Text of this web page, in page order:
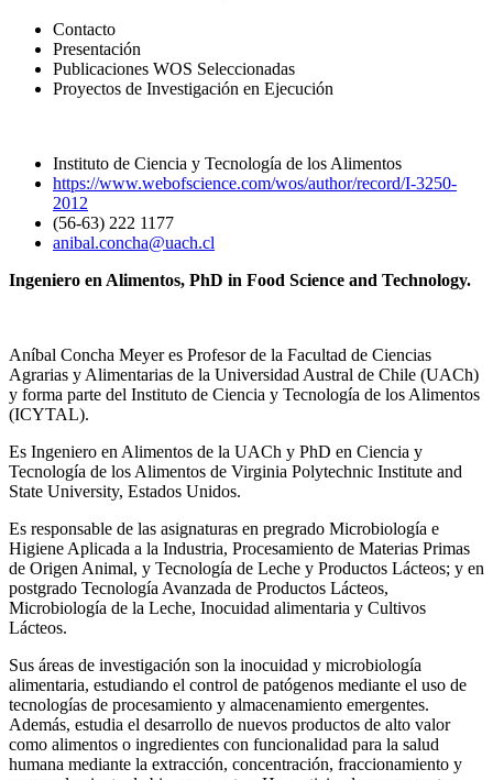
Contacto
Presentación
Publicaciones WOS Seleccionadas
Proyectos de Investigación en Ejecución
Instituto de Ciencia y Tecnología de los Alimentos
https://www.webofscience.com/wos/author/record/I-3250-
2012
(56-63) 222 1177
anibal.concha@uach.cl
Ingeniero en Alimentos, PhD in Food Science and Technology.
Aníbal Concha Meyer es Profesor de la Facultad de Ciencias
Agrarias y Alimentarias de la Universidad Austral de Chile (UACh)
y forma parte del Instituto de Ciencia y Tecnología de los Alimentos
(ICYTAL).
Es Ingeniero en Alimentos de la UACh y PhD en Ciencia y
Tecnología de los Alimentos de Virginia Polytechnic Institute and
State University, Estados Unidos.
Es responsable de las asignaturas en pregrado Microbiología e
Higiene Aplicada a la Industria, Procesamiento de Materias Primas
de Origen Animal, y Tecnología de Leche y Productos Lácteos; y en
postgrado Tecnología Avanzada de Productos Lácteos,
Microbiología de la Leche, Inocuidad alimentaria y Cultivos
Lácteos.
Sus áreas de investigación son la inocuidad y microbiología
alimentaria, estudiando el control de patógenos mediante el uso de
tecnologías de procesamiento y almacenamiento emergentes.
Además, estudia el desarrollo de nuevos productos de alto valor
como alimentos o ingredientes con funcionalidad para la salud
humana mediante la extracción, concentración, fraccionamiento y